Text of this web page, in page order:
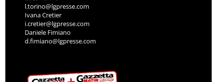
l.torino@lgpresse.com
Ivana Cretier
i.cretier@lgpresse.com
Daniele Fimiano
d.fimiano@lgpresse.com